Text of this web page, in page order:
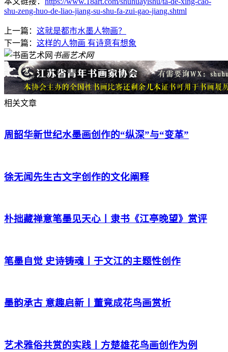
shu-zeng-huo-de-liao-jiang-su-shu-fa-zui-gao-jiang.shtml
上一篇： 这就是都市水墨人物画？
下一篇： 这样的人物画 有诗意有想象
书画艺术网
相关文章
周韶华新世纪水墨画创作的“纵深”与“变革”
徐无闻先生古文字创作的文化阐释
朴拙藏禅意笔墨见天心丨隶书《江亭晚望》赏评
笔墨自觉 史诗铸魂丨于文江的主题性创作
墨韵承古 意趣启新丨董竟成花鸟画赏析
艺术雅俗共赏的实践丨方楚雄花鸟画创作为例